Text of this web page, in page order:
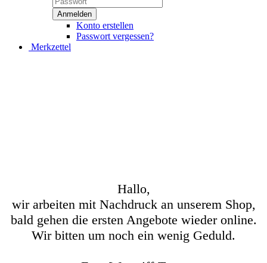
Konto erstellen
Passwort vergessen?
Merkzettel
Hallo,
wir arbeiten mit Nachdruck an unserem Shop,
bald gehen die ersten Angebote wieder online.
Wir bitten um noch ein wenig Geduld.